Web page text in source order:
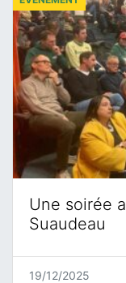
Une soirée
Suaudeau
19/12/2025